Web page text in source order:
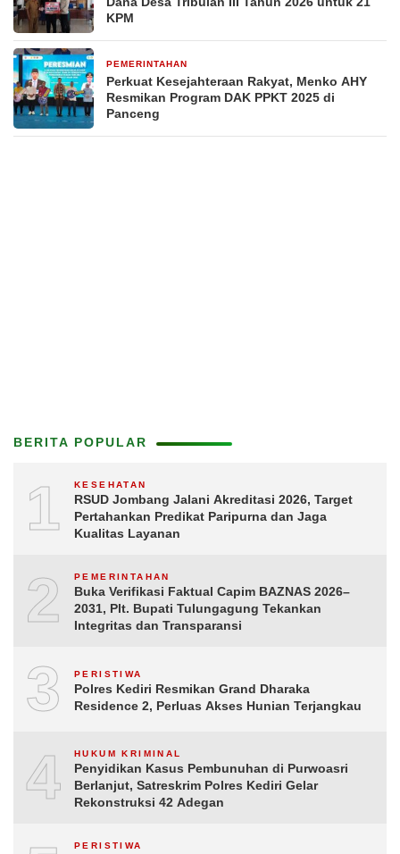
KPM
PEMERINTAHAN
Perkuat Kesejahteraan Rakyat, Menko AHY
Resmikan Program DAK PPKT 2025 di
Panceng
BERITA POPULAR
1 KESEHATAN
RSUD Jombang Jalani Akreditasi 2026, Target
Pertahankan Predikat Paripurna dan Jaga
Kualitas Layanan
2 PEMERINTAHAN
Buka Verifikasi Faktual Capim BAZNAS 2026–
2031, Plt. Bupati Tulungagung Tekankan
Integritas dan Transparansi
3 PERISTIWA
Polres Kediri Resmikan Grand Dharaka
Residence 2, Perluas Akses Hunian Terjangkau
4 HUKUM KRIMINAL
Penyidikan Kasus Pembunuhan di Purwoasri
Berlanjut, Satreskrim Polres Kediri Gelar
Rekonstruksi 42 Adegan
PERISTIWA